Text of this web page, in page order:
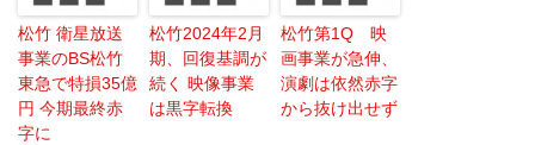
松竹 衛星放送
事業のBS松竹
東急で特損35億
円 今期最終赤
字に
松竹2024年2月
期、回復基調が
続く 映像事業
は黒字転換
松竹第1Q 映
画事業が急伸、
演劇は依然赤字
から抜け出せず